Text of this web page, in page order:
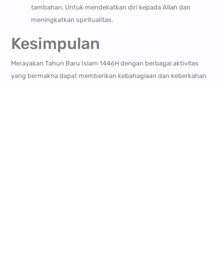
tambahan. Untuk mendekatkan diri kepada Allah dan
meningkatkan spiritualitas.
Kesimpulan
Merayakan Tahun Baru Islam 1446H dengan berbagai aktivitas
yang bermakna dapat memberikan kebahagiaan dan keberkahan
dalam hidup kita. Jadwal perayaan dan anjuran aktivitas yang kami